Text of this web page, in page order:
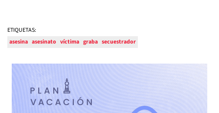
ETIQUETAS:
asesina asesinato víctima graba secuestrador